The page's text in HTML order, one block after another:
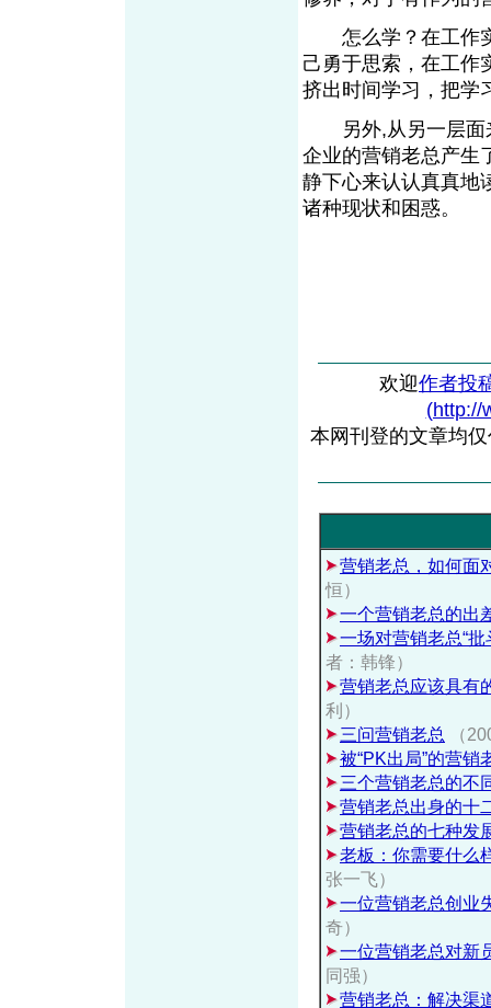
怎么学？在工作实
己勇于思索，在工作
挤出时间学习，把学
另外,从另一层面
企业的营销老总产生
静下心来认认真真地
诸种现状和困惑
欢迎作者投
(http://
本网刊登的文章均
营销老总，如何面
恒）
一个营销老总的出
一场对营销老总“
者：韩锋）
营销老总应该具有
利）
三问营销老总
（
被“PK出局”的营销
三个营销老总的不
营销老总出身的十
营销老总的七种发
老板：你需要什么
张一飞）
一位营销老总创业
奇）
一位营销老总对新
同强）
营销老总：解决渠